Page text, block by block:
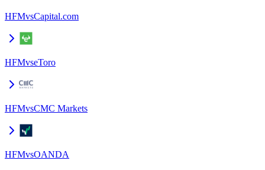
HFMvsCapital.com
HFMvseToro
HFMvsCMC Markets
HFMvsOANDA